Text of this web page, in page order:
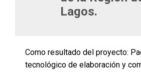
Lagos.
Como resultado del proyecto:
tecnológico de elaboración y